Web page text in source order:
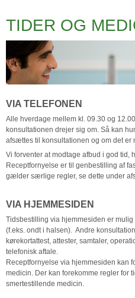
TIDER OG
VIA TELEFONEN
Alle hverdage mellem kl. 09.30 og
konsultationen drejer sig om. Så kan
afsættes til konsultationen og om det
Vi forventer at modtage afbud i god tid,
Receptfornyelse er til genbestilling af
gælder særlige regler, se dette under
VIA HJEMMESIDEN
Tidsbestilling via hjemmesiden er
(f.eks. ondt i halsen). Andre
kørekortattest, attester, samtaler,
telefonisk aftale.
Receptfornyelse via hjemmesiden kan
medicin. Der kan forekomme regler for
smertestillende medicin.